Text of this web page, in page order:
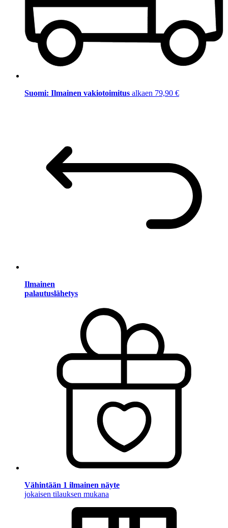
Suomi: Ilmainen vakiotoimitus alkaen 79,90 €
Ilmainen
palautuslähetys
Vähintään 1 ilmainen näyte
jokaisen tilauksen mukana